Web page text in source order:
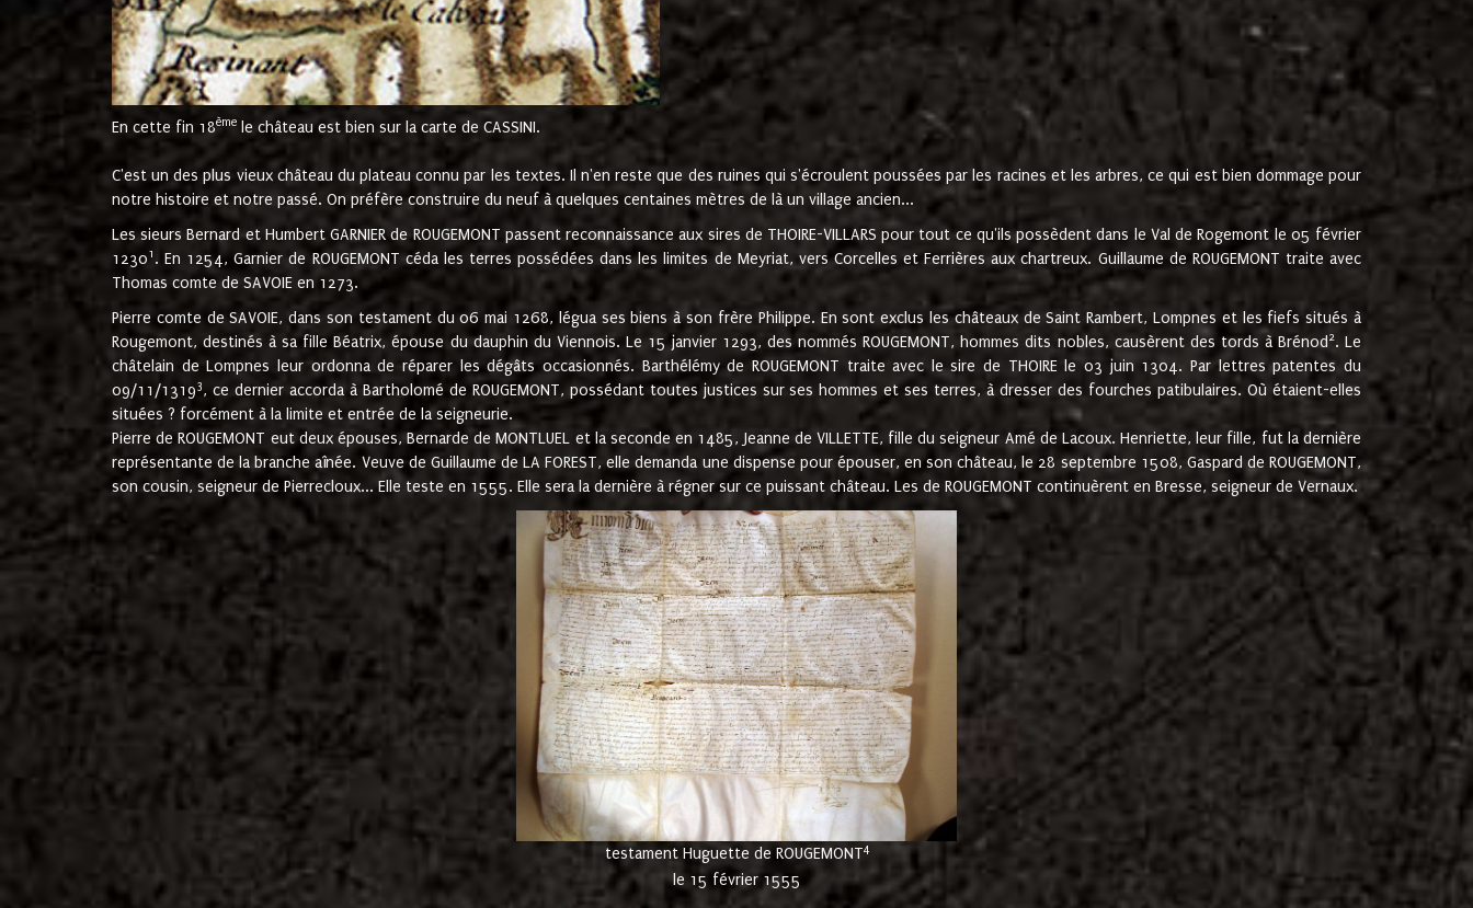
En cette fin 18ème le château est bien sur la carte de CASSINI.
C'est un des plus vieux château du plateau connu par les textes. Il n'en reste que des ruines qui s'écroulent poussées par les racines et les arbres, ce qui est bien dommage pour
notre histoire et notre passé. On préfère construire du neuf à quelques centaines mètres de là un village ancien...
Les sieurs Bernard et Humbert GARNIER de ROUGEMONT passent reconnaissance aux sires de THOIRE-VILLARS pour tout ce qu'ils possèdent dans le Val de Rogemont le 05 février
12301 . En 1254, Garnier de ROUGEMONT céda les terres possédées dans les limites de Meyriat, vers Corcelles et Ferrières aux chartreux. Guillaume de ROUGEMONT traite avec
Thomas comte de SAVOIE en 1273.
Pierre comte de SAVOIE, dans son testament du 06 mai 1268, légua ses biens à son frère Philippe. En sont exclus les châteaux de Saint Rambert, Lompnes et les fiefs situés à
Rougemont, destinés à sa fille Béatrix, épouse du dauphin du Viennois. Le 15 janvier 1293, des nommés ROUGEMONT, hommes dits nobles, causèrent des tords à Brénod 2. Le
châtelain de Lompnes leur ordonna de réparer les dégâts occasionnés. Barthélémy de ROUGEMONT traite avec le sire de THOIRE le 03 juin 1304. Par lettres patentes du
09/11/13193, ce dernier accorda à Bartholomé de ROUGEMONT, possédant toutes justices sur ses hommes et ses terres, à dresser des fourches patibulaires. Où étaient-elles
situées ? forcément à la limite et entrée de la seigneurie.
Pierre de ROUGEMONT eut deux épouses, Bernarde de MONTLUEL et la seconde en 1485, Jeanne de VILLETTE, fille du seigneur Amé de Lacoux. Henriette, leur fille, fut la dernière
représentante de la branche aînée. Veuve de Guillaume de LA FOREST, elle demanda une dispense pour épouser, en son château, le 28 septembre 1508, Gaspard de ROUGEMONT,
son cousin, seigneur de Pierrecloux... Elle teste en 1555. Elle sera la dernière à régner sur ce puissant château. Les de ROUGEMONT continuèrent en Bresse, seigneur de Vernaux.
testament Huguette de ROUGEMONT4
le 15 février 1555